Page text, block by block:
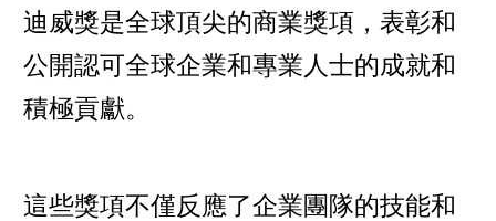
迪威獎是全球頂尖的商業獎項，表彰和
公開認可全球企業和專業人士的成就和
積極貢獻。
這些獎項不僅反應了企業團隊的技能和